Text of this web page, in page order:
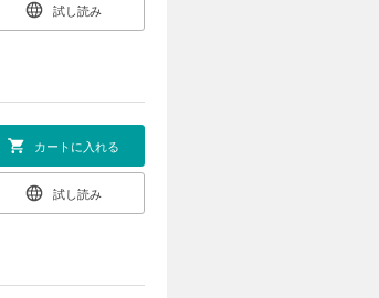
試し読み
カートに入れる
試し読み